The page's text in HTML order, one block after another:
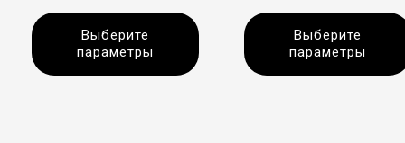
Выберите
параметры
Выберите
параметры